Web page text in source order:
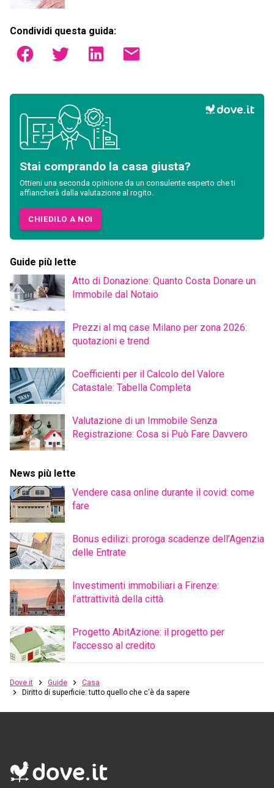
Condividi questa guida:
Stai comprando la casa giusta?
Ottieni una seconda opinione da un consulente esperto che ti
affiancherà dalla valutazione al rogito.
CHIEDILO A NOI
Guide più lette
Atto di Donazione: Quanto Costa Donare un
Immobile dal Notaio
Prezzi al mq case Milano per zona 2026:
quotazioni e trend
Coefficienti per il Calcolo del Valore
Catastale: Tabella Completa
Valutazione di un Immobile Senza
Registrazione: Cosa si Può Fare Davvero
News più lette
Vendere casa online durante il covid: come
fare
Bonus edilizi: proroga scadenze dell’Agenzia
delle Entrate
Investimenti immobiliari a Firenze:
l’attrattività della città
Progetto AbitAzione: il progetto per
l’accesso al credito
Dove.it Guide
Casa
Diritto di superficie: tutto quello che c'è da sapere